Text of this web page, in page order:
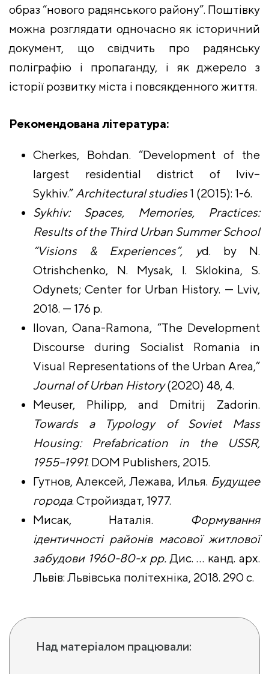
образ “нового радянського району”. Поштівку
можна розглядати одночасно як історичний
документ, що свідчить про радянську
поліграфію і пропаганду, і як джерело з
історії розвитку міста і повсякденного життя.
Рекомендована література:
Cherkes, Bohdan. “Development of the
largest residential district of lviv–
Sykhiv.” Architectural studies1 (2015): 1-6.
Sykhiv: Spaces, Memories, Practices:
Results of the Third Urban Summer School
“Visions & Experiences”, уd. by N.
Otrishchenko, N. Mysak, I. Sklokina, S.
Odynets; Center for Urban History. — Lviv,
2018. — 176 p.
Ilovan, Oana-Ramona, “The Development
Discourse during Socialist Romania in
Visual Representations of the Urban Area,”
Journal of Urban History(2020) 48, 4.
Meuser, Philipp, and Dmitrij Zadorin.
Towards a Typology of Soviet Mass
Housing: Prefabrication in the USSR,
1955–1991. DOM Publishers, 2015.
Гутнов, Алексей, Лежава, Илья. Будущее
города. Стройиздат, 1977.
Мисак, Наталія. Формування
ідентичності районів масової житлової
забудови 1960-80-х рр.Дис. … канд. арх.
Львів: Львівська політехніка, 2018. 290 с.
Над матеріалом працювали: